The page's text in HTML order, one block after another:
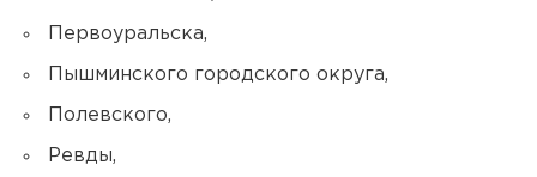
Первоуральска,
Пышминского городского округа,
Полевского,
Ревды,